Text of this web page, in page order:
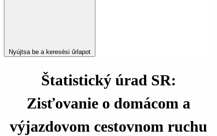
Nyújtsa be a keresési űrlapot
Štatistický úrad SR:
Zisťovanie o domácom a
výjazdovom cestovnom ruchu